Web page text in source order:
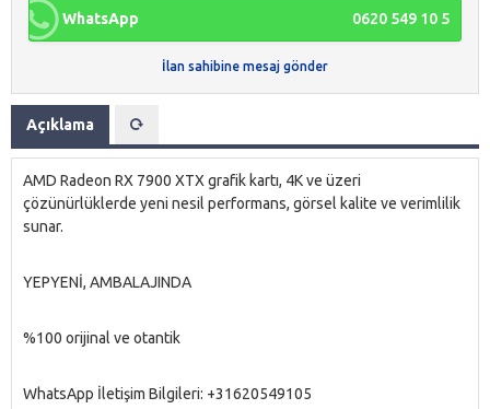
WhatsApp 0620 549 10 5
İlan sahibine mesaj gönder
Açıklama
AMD Radeon RX 7900 XTX grafik kartı, 4K ve üzeri
çözünürlüklerde yeni nesil performans, görsel kalite ve verimlilik
sunar.
YEPYENİ, AMBALAJINDA
%100 orijinal ve otantik
WhatsApp İletişim Bilgileri: +31620549105